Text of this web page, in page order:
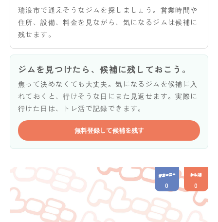
瑞浪市で通えそうなジムを探しましょう。営業時間や
住所、設備、料金を見ながら、気になるジムは候補に
残せます。
ジムを見つけたら、候補に残しておこう。
焦って決めなくても大丈夫。気になるジムを候補に入
れておくと、行けそうな日にまた見返せます。実際に
行けた日は、トレ活で記録できます。
無料登録して候補を残す
0 0